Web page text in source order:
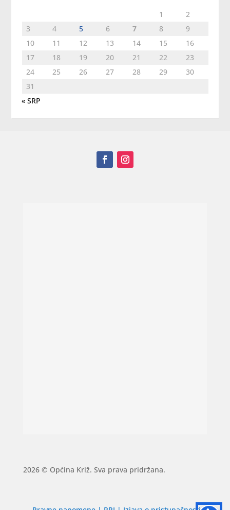
1
2
3
4 5 6 7 8
9
10
11 12 13 14 15
16
17
18 19 20 21 22
23
24
25 26 27 28 29
30
31
« SRP
2026 © Općina Križ. Sva prava pridržana.